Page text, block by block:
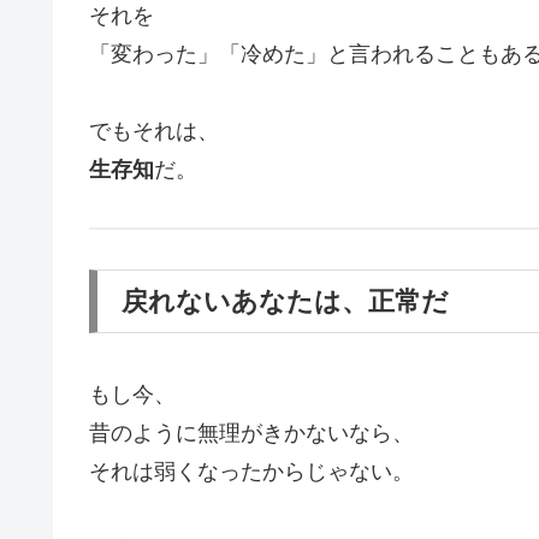
それを
「変わった」「冷めた」と言われることもあ
でもそれは、
生存知だ。
戻れないあなたは、正常だ
もし今、
昔のように無理がきかないなら、
それは弱くなったからじゃない。